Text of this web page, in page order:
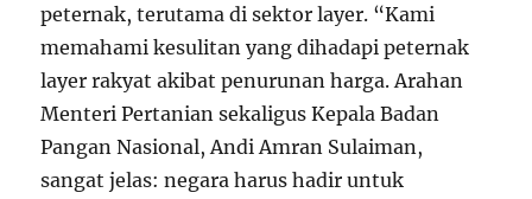
peternak, terutama di sektor layer. “Kami
memahami kesulitan yang dihadapi peternak
layer rakyat akibat penurunan harga. Arahan
Menteri Pertanian sekaligus Kepala Badan
Pangan Nasional, Andi Amran Sulaiman,
sangat jelas: negara harus hadir untuk